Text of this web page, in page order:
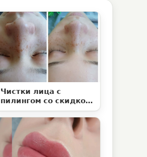
Чистки лица с
пилингом со скидкой
50% в студии
эстетической
косметологии
«Территория ВуМен»